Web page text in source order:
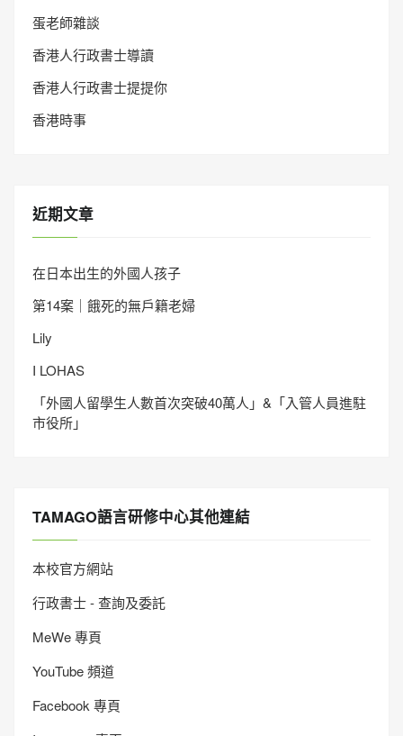
蛋老師雜談
香港人行政書士導讀
香港人行政書士提提你
香港時事
近期文章
在日本出生的外國人孩子
第14案｜餓死的無戶籍老婦
Lily
I LOHAS
「外國人留學生人數首次突破40萬人」&「入管人員進駐
市役所」
TAMAGO語言研修中心其他連結
本校官方網站
行政書士 - 查詢及委託
MeWe 專頁
YouTube 頻道
Facebook 專頁